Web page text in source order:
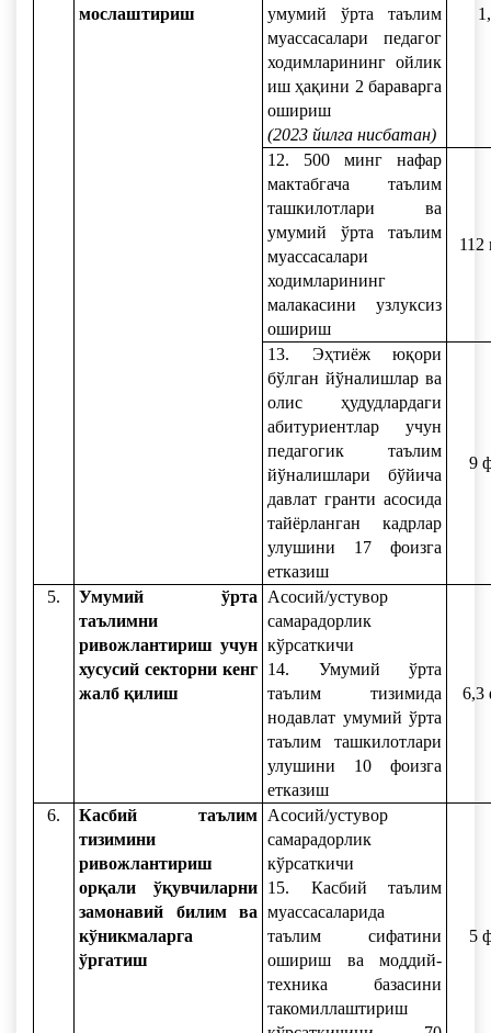
мослаштириш
умумий ўрта таълим
муассасалари педагог
ходимларининг ойлик
иш ҳақини 2 бараварга
ошириш
(2023 йилга нисбатан)
12. 500 минг нафар
мактабгача таълим
ташкилотлари ва
умумий ўрта таълим
муассасалари
ходимларининг
малакасини узлуксиз
ошириш
112
13. Эҳтиёж юқори
бўлган йўналишлар ва
олис ҳудудлардаги
абитуриентлар учун
педагогик таълим
йўналишлари бўйича
давлат гранти асосида
тайёрланган кадрлар
улушини 17 фоизга
етказиш
9
5.
Умумий ўрта
таълимни
ривожлантириш учун
хусусий секторни кенг
жалб қилиш
Асосий/устувор
самарадорлик
кўрсаткичи
14. Умумий ўрта
таълим тизимида
нодавлат умумий ўрта
таълим ташкилотлари
улушини 10 фоизга
етказиш
6,3
6.
Касбий таълим
тизимини
ривожлантириш
орқали ўқувчиларни
замонавий билим ва
кўникмаларга
ўргатиш
Асосий/устувор
самарадорлик
кўрсаткичи
15. Касбий таълим
муассасаларида
таълим сифатини
ошириш ва моддий-
техника базасини
такомиллаштириш
5